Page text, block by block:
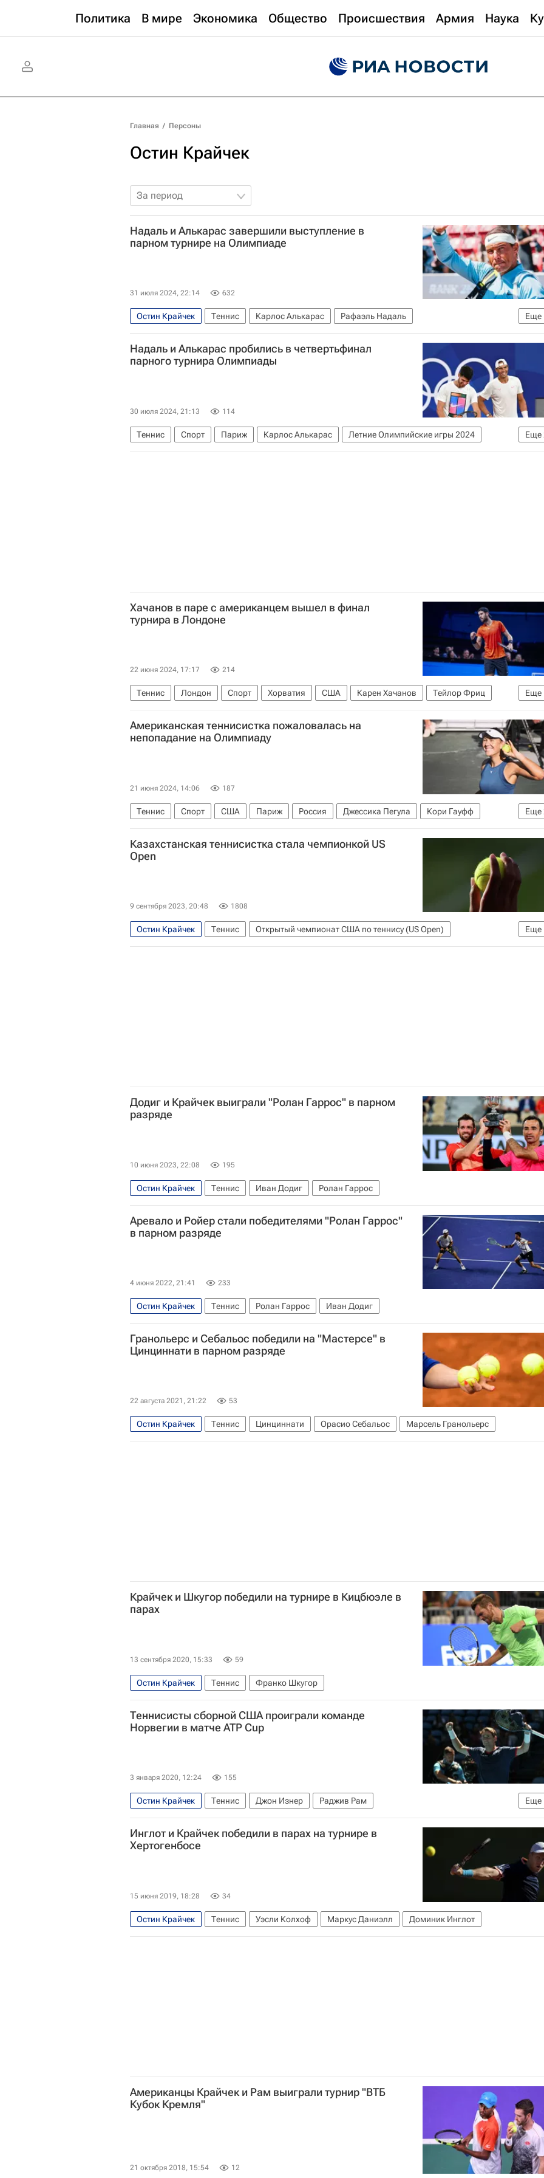
Политика В мире Экономика Общество Происшествия Армия Наука
Главная / Персоны
Остин Крайчек
За период
Надаль и Алькарас завершили выступление в
парном турнире на Олимпиаде
31 июля 2024, 22:14 632
Еще
Остин Крайчек Теннис Карлос Алькарас
Рафаэль Надаль
Летние Олимпийские игры 2024
Надаль и Алькарас пробились в четвертьфинал
парного турнира Олимпиады
30 июля 2024, 21:13 114
Еще
Теннис Спорт Париж Карлос Алькарас
Летние Олимпийские игры 2024
Таллон Грикспор
Рафаэль Надаль
Хачанов в паре с американцем вышел в финал
турнира в Лондоне
22 июня 2024, 17:17 214
Еще
Теннис Лондон Спорт Хорватия США Карен Хачанов
Тейлор Фриц
Мате Павич
Американская теннисистка пожаловалась на
непопадание на Олимпиаду
21 июня 2024, 14:06 187
Еще
Теннис Спорт США Париж Россия Джессика Пегула
Кори Гауфф
Даниэль Коллинз
Олимпиада 2024
Казахстанская теннисистка стала чемпионкой US
Open
9 сентября 2023, 20:48 1808
Еще
Остин Крайчек Теннис
Открытый чемпионат США по теннису (US Open)
Джессика Пегула
Додиг и Крайчек выиграли "Ролан Гаррос" в парном
разряде
10 июня 2023, 22:08 195
Остин Крайчек Теннис Иван Додиг Ролан Гаррос
Аревало и Ройер стали победителями "Ролан Гаррос"
в парном разряде
4 июня 2022, 21:41 233
Остин Крайчек Теннис Ролан Гаррос Иван Додиг
Гранольерс и Себальос победили на "Мастерсе" в
Цинциннати в парном разряде
22 августа 2021, 21:22 53
Остин Крайчек Теннис Цинциннати Орасио Себальос Марсель Гранольерс
Крайчек и Шкугор победили на турнире в Кицбюэле в
парах
13 сентября 2020, 15:33 59
Остин Крайчек Теннис Франко Шкугор
Теннисисты сборной США проиграли команде
Норвегии в матче ATP Cup
3 января 2020, 12:24 155
Еще
Остин Крайчек Теннис Джон Изнер
Раджив Рам
Ассоциация теннисистов-профессионалов (ATP)
Инглот и Крайчек победили в парах на турнире в
Хертогенбосе
15 июня 2019, 18:28 34
Остин Крайчек Теннис Уэсли Колхоф Маркус Даниэлл Доминик Инглот
Американцы Крайчек и Рам выиграли турнир "ВТБ
Кубок Кремля"
21 октября 2018, 15:54 12